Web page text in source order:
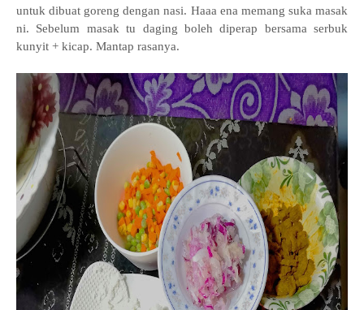
untuk dibuat goreng dengan nasi. Haaa ena memang suka masak
ni. Sebelum masak tu daging boleh diperap bersama serbuk
kunyit + kicap. Mantap rasanya.